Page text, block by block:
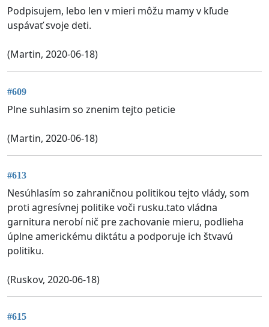
Podpisujem, lebo len v mieri môžu mamy v kľude
uspávať svoje deti.
(Martin, 2020-06-18)
#609
Plne suhlasim so znenim tejto peticie
(Martin, 2020-06-18)
#613
Nesúhlasím so zahraničnou politikou tejto vlády, som
proti agresívnej politike voči rusku.tato vládna
garnitura nerobí nič pre zachovanie mieru, podlieha
úplne americkému diktátu a podporuje ich štvavú
politiku.
(Ruskov, 2020-06-18)
#615